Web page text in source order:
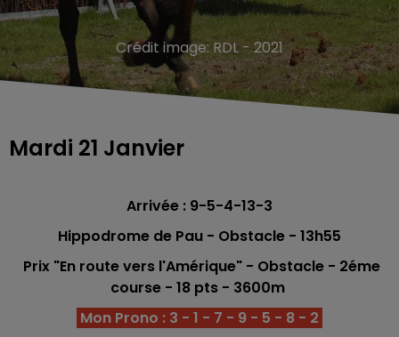
Crédit image:RDL - 2021
Mardi 21 Janvier
Arrivée : 9-5-4-13-3
Hippodrome de Pau - Obstacle - 13h55
Prix "En route vers l'Amérique" - Obstacle - 2éme
course - 18 pts - 3600m
Mon Prono : 3 - 1 - 7 - 9 - 5 - 8 - 2